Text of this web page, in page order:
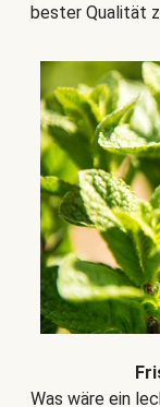
bester Qualität
Was wäre ein